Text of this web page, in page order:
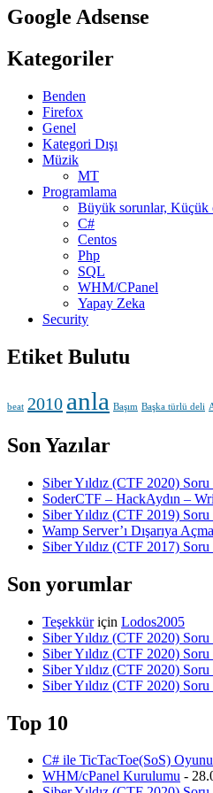
Google Adsense
Kategoriler
Benden
Firefox
Genel
Kategori Dışı
Müzik
MT
Programlama
Büyük sorunlar, Küçük
C#
Centos
Php
SQL
WHM/CPanel
Yapay Zeka
Security
Etiket Bulutu
beat 2010 anla Başım Başka türlü deli
Son Yazılar
Siber Yıldız (CTF 2020)
SoderCTF – HackAydın –
Siber Yıldız (CTF 2019)
Wamp Server’ı Dışarıya
Siber Yıldız (CTF 2017)
Son yorumlar
Teşekküriçin Lodos2005
Siber Yıldız (CTF 2020)
Siber Yıldız (CTF 2020)
Siber Yıldız (CTF 2020)
Siber Yıldız (CTF 2020)
Top 10
C# ile TicTacToe(SoS) Oyunu
WHM/cPanel Kurulumu -